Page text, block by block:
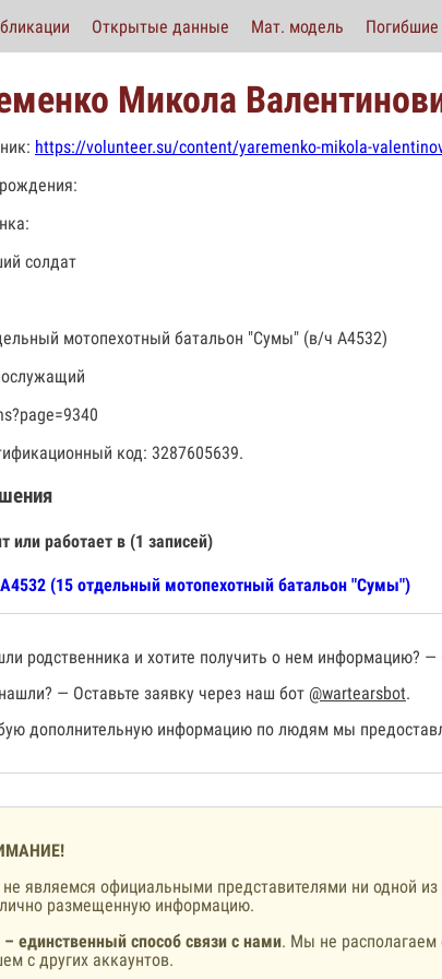
Открытые данные Мат. модель
Микола
https://volunteer.su/content/yaremenko-mikola-
солдат
мотопехотный батальон "Сумы" (в/ч А4532)
код: 3287605639.
или работает в (1 записей)
А4532 (15 отдельный мотопехотный батальон "Сумы")
родственника и хотите получить о нем информацию? —
— Оставьте заявку через наш бот @wartearsbot.
дополнительную информацию по людям мы
являемся официальными представителями ни одной из
размещенную информацию.
– единственный способ связи с нами. Мы не располагаем
с других аккаунтов.